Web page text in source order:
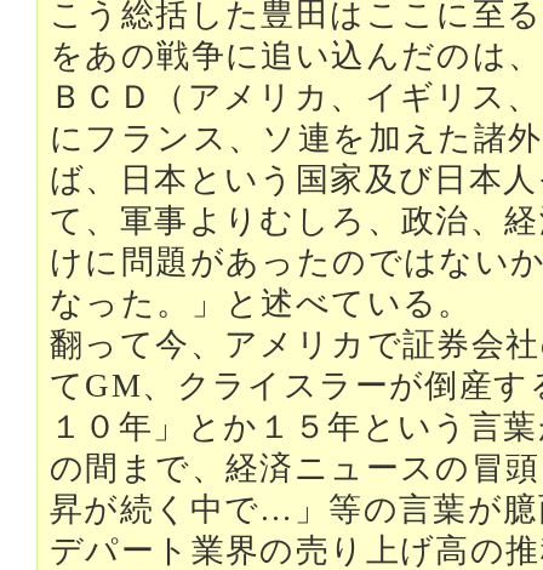
こう総括した豊田はここに至
をあの戦争に追い込んだのは
ＢＣＤ（アメリカ、イギリス
にフランス、ソ連を加えた諸
ば、日本という国家及び日本
て、軍事よりむしろ、政治、
けに問題があったのではない
なった。」と述べている。
翻って今、アメリカで証券会
てGM、クライスラーが倒産
１０年」とか１５年という言
の間まで、経済ニュースの冒
昇が続く中で…」等の言葉が
デパート業界の売り上げ高の